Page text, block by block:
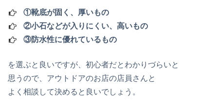
①靴底が固く、厚いもの
②小石などが入りにくい、高いもの
③防水性に優れているもの
を選ぶと良いですが、初心者だとわかりづらいと
思うので、アウトドアのお店の店員さんと
よく相談して決めると良いでしょう。